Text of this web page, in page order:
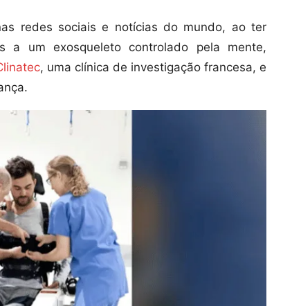
redes sociais e notícias do mundo, ao ter
a um exosqueleto controlado pela mente,
, uma clínica de investigação francesa, e